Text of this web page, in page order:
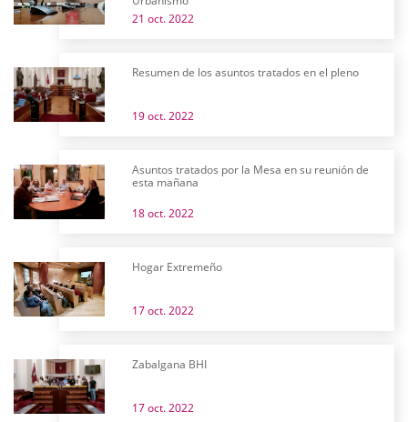
21 oct. 2022
Resumen de los asuntos tratados en el pleno
19 oct. 2022
Asuntos tratados por la Mesa en su reunión de
esta mañana
18 oct. 2022
Hogar Extremeño
17 oct. 2022
Zabalgana BHI
17 oct. 2022